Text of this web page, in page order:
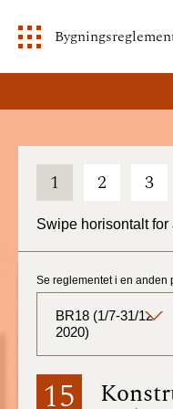
1 2 3
Swipe horisontalt
15
Se reglementet i en anden
BR18 (1/7-31/12
2020)
BR18 (Aktuelt)